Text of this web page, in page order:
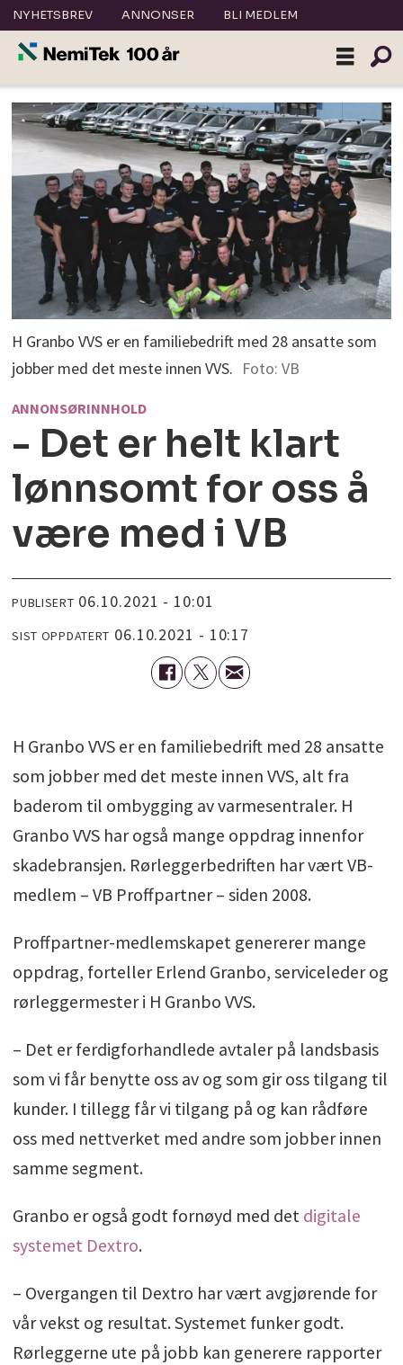
NYHETSBREV ANNONSER BLI MEDLEM
H Granbo VVS er en familiebedrift med 28 ansatte som
jobber med det meste innen VVS. Foto: VB
ANNONSØRINNHOLD
- Det er helt klart
lønnsomt for oss å
være med i VB
PUBLISERT 06.10.2021 - 10:01
SIST OPPDATERT 06.10.2021 - 10:17
H Granbo VVS er en familiebedrift med 28 ansatte
som jobber med det meste innen VVS, alt fra
baderom til ombygging av varmesentraler. H
Granbo VVS har også mange oppdrag innenfor
skadebransjen. Rørleggerbedriften har vært VB-
medlem – VB Proffpartner – siden 2008.
Proffpartner-medlemskapet genererer mange
oppdrag, forteller Erlend Granbo, serviceleder og
rørleggermester i H Granbo VVS.
– Det er ferdigforhandlede avtaler på landsbasis
som vi får benytte oss av og som gir oss tilgang til
kunder. I tillegg får vi tilgang på og kan rådføre
oss med nettverket med andre som jobber innen
samme segment.
Granbo er også godt fornøyd med det digitale
systemet Dextro.
– Overgangen til Dextro har vært avgjørende for
vår vekst og resultat. Systemet funker godt.
Rørleggerne ute på jobb kan generere rapporter